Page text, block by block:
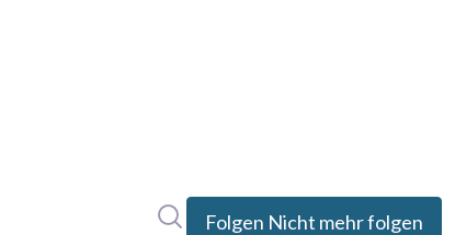
Folgen Nicht mehr folgen